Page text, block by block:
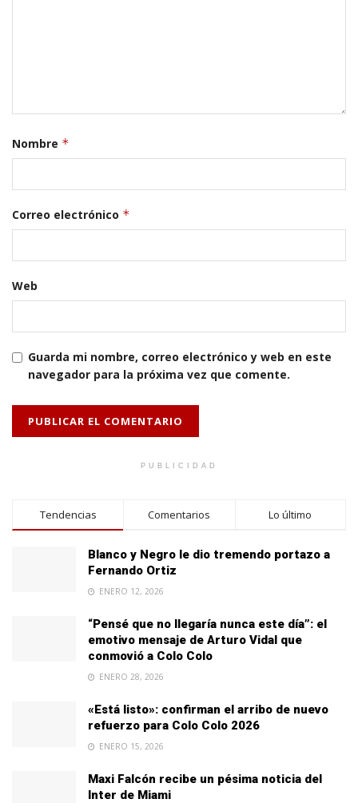
Nombre *
Correo electrónico *
Web
Guarda mi nombre, correo electrónico y web en este
navegador para la próxima vez que comente.
PUBLICIDAD
Tendencias Comentarios Lo último
Blanco y Negro le dio tremendo portazo a
Fernando Ortiz
ENERO 12, 2026
“Pensé que no llegaría nunca este día”: el
emotivo mensaje de Arturo Vidal que
conmovió a Colo Colo
ENERO 28, 2026
«Está listo»: confirman el arribo de nuevo
refuerzo para Colo Colo 2026
ENERO 15, 2026
Maxi Falcón recibe un pésima noticia del
Inter de Miami